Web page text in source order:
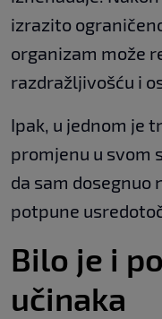
izrazito
organizam može
razdražljivošću i
Ipak, u jednom je
promjenu u svom
da sam dosegnuo
potpune
Bilo je i
učinaka